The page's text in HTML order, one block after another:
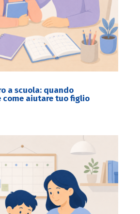
a scuola: quando
come aiutare tuo figlio